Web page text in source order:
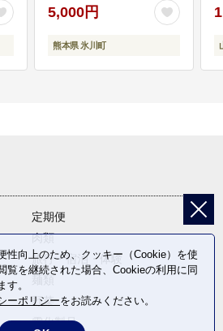
5,000円
熊本県 氷川町
定期便
肉類
旅行・宿泊・体験
野菜
電化製品
性向上のため、クッキー（Cookie）を使
覧を継続された場合、Cookieの利用に同
。
ーポリシーをお読みください。